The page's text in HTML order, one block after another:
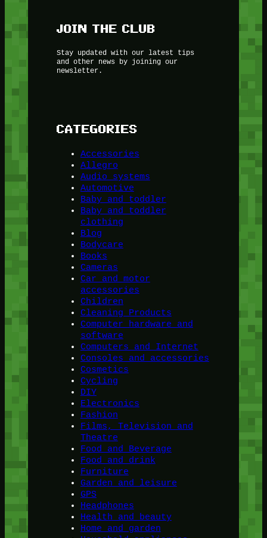
JOIN THE CLUB
Stay updated with our latest tips
and other news by joining our
newsletter.
CATEGORIES
Accessories
Allegro
Audio systems
Automotive
Baby and toddler
Baby and toddler
clothing
Blog
Bodycare
Books
Cameras
Car and motor
accessories
Children
Cleaning Products
Computer hardware and
software
Computers and Internet
Consoles and accessories
Cosmetics
Cycling
DIY
Electronics
Fashion
Films, Television and
Theatre
Food and Beverage
Food and drink
Furniture
Garden and leisure
GPS
Headphones
Health and beauty
Home and garden